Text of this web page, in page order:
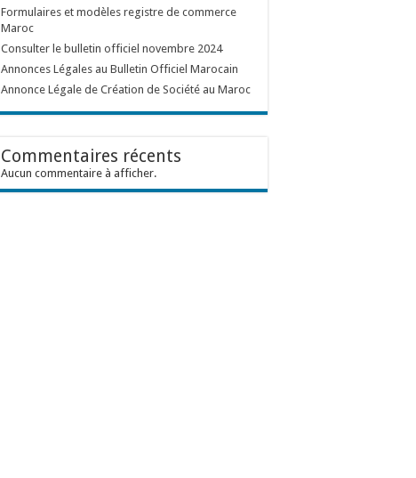
Formulaires et modèles registre de commerce
Maroc
Consulter le bulletin officiel novembre 2024
Annonces Légales au Bulletin Officiel Marocain
Annonce Légale de Création de Société au Maroc
Commentaires récents
Aucun commentaire à afficher.